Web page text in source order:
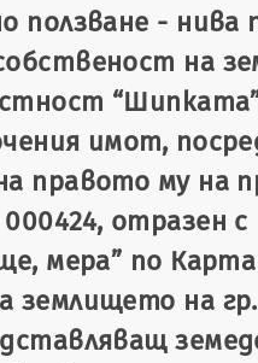
ползване - нива
на
имот,
правото му на
отразен
мера” по
землището на